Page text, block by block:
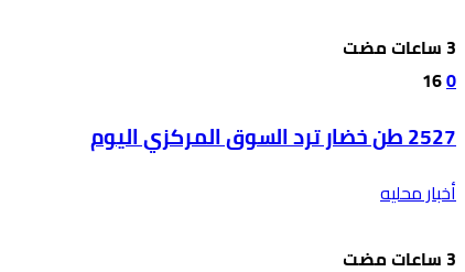
0
16
2527 طن خضار ترد السوق المركزي اليوم
أخبار محليه